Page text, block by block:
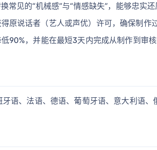
常见的“机械感”与“情感缺失”，能够忠实
原说话者（艺人或声优）许可，确保制作
90%，并能在最短3天内完成从制作到审核
语、法语、德语、葡萄牙语、意大利语、